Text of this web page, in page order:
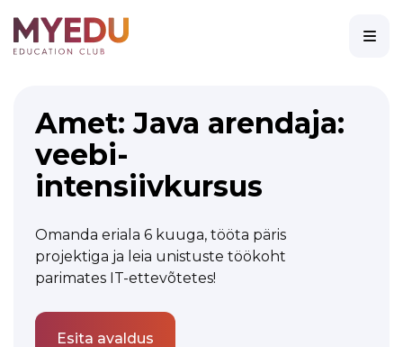
Amet: Java arendaja:
veebi-
intensiivkursus
Omanda eriala 6 kuuga, tööta päris
projektiga ja leia unistuste töökoht
parimates IT-ettevõtetes!
Esita avaldus